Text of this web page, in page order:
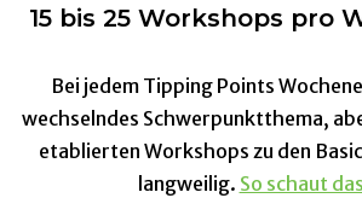
15 bis 25 Workshops pro
Bei jedem Tipping Points
wechselndes Schwerpunktthema,
etablierten Workshops zu den
langweilig. So schaut